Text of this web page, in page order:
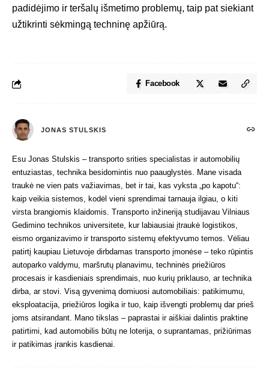
padidėjimo ir teršalų išmetimo problemų, taip pat siekiant
užtikrinti sėkmingą techninę apžiūrą.
Facebook
JONAS STULSKIS
Esu Jonas Stulskis – transporto srities specialistas ir automobilių
entuziastas, technika besidomintis nuo paauglystės. Mane visada
traukė ne vien pats važiavimas, bet ir tai, kas vyksta „po kapotu“:
kaip veikia sistemos, kodėl vieni sprendimai tarnauja ilgiau, o kiti
virsta brangiomis klaidomis. Transporto inžineriją studijavau Vilniaus
Gedimino technikos universitete, kur labiausiai įtraukė logistikos,
eismo organizavimo ir transporto sistemų efektyvumo temos. Vėliau
patirtį kaupiau Lietuvoje dirbdamas transporto įmonėse – teko rūpintis
autoparko valdymu, maršrutų planavimu, techninės priežiūros
procesais ir kasdieniais sprendimais, nuo kurių priklauso, ar technika
dirba, ar stovi. Visą gyvenimą domiuosi automobiliais: patikimumu,
eksploatacija, priežiūros logika ir tuo, kaip išvengti problemų dar prieš
joms atsirandant. Mano tikslas – paprastai ir aiškiai dalintis praktine
patirtimi, kad automobilis būtų ne loterija, o suprantamas, prižiūrimas
ir patikimas įrankis kasdienai.